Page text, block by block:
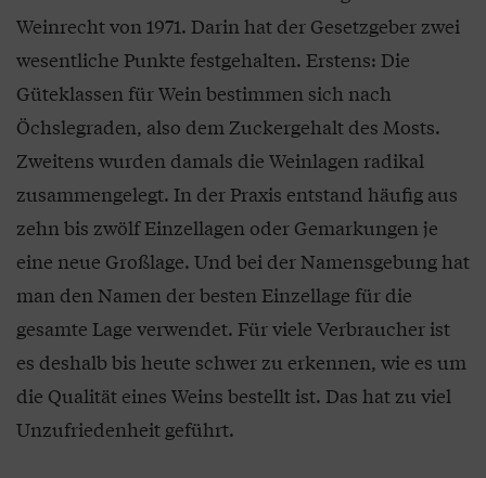
Weinrecht von 1971. Darin hat der Gesetzgeber zwei
wesentliche Punkte festgehalten. Erstens: Die
Güteklassen für Wein bestimmen sich nach
Öchslegraden, also dem Zuckergehalt des Mosts.
Zweitens wurden damals die Weinlagen radikal
zusammengelegt. In der Praxis entstand häufig aus
zehn bis zwölf Einzellagen oder Gemarkungen je
eine neue Großlage. Und bei der Namensgebung hat
man den Namen der besten Einzellage für die
gesamte Lage verwendet. Für viele Verbraucher ist
es deshalb bis heute schwer zu erkennen, wie es um
die Qualität eines Weins bestellt ist. Das hat zu viel
Unzufriedenheit geführt.